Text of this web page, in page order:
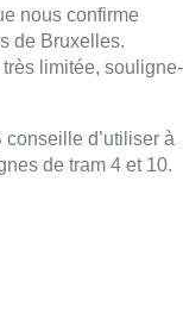
nous confirme
de Bruxelles.
très limitée, souligne-
d’utiliser à
de tram 4 et 10.